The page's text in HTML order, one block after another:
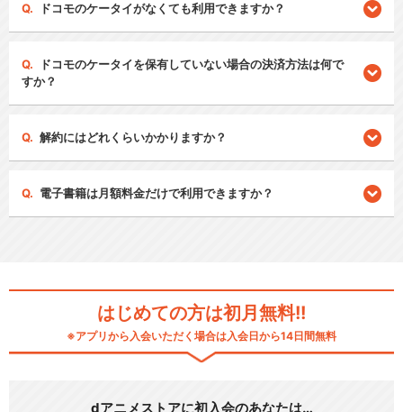
ドコモのケータイがなくても利用できますか？
ドコモのケータイを保有していない場合の決済方法は何で
すか？
解約にはどれくらいかかりますか？
電子書籍は月額料金だけで利用できますか？
はじめての方は初月無料!!
※アプリから入会いただく場合は入会日から14日間無料
dアニメストアに初入会のあなたは…